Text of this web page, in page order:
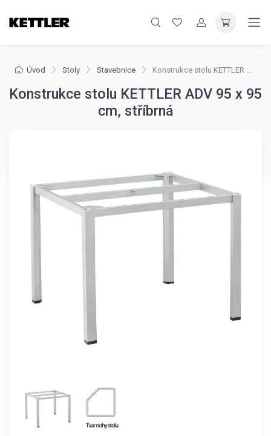
Úvod Stoly Stavebnice Konstrukce stolu KETTLER ADV 95 x 95 cm, stříbrná
Konstrukce stolu KETTLER ADV 95 x 95
cm, stříbrná